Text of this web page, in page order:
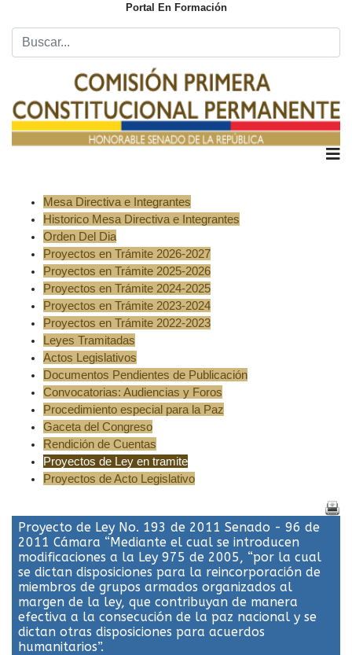
Portal En Formación
Mesa Directiva e Integrantes
Historico Mesa Directiva e Integrantes
Orden Del Dia
Proyectos en Trámite 2026-2027
Proyectos en Trámite 2025-2026
Proyectos en Trámite 2024-2025
Proyectos en Trámite 2023-2024
Proyectos en Trámite 2022-2023
Leyes Tramitadas
Actos Legislativos
Documentos Pendientes de Publicación
Convocatorias: Audiencias y Foros
Procedimiento especial para la Paz
Gaceta del Congreso
Rendición de Cuentas
Proyectos de Ley en tramite
Proyectos de Acto Legislativo
Proyecto de Ley No. 193 de 2011 Senado - 96 de
2011 Cámara “Mediante el cual se introducen
modificaciones a la Ley 975 de 2005, “por la cual
se dictan disposiciones para la reincorporación de
miembros de grupos armados organizados al
margen de la ley, que contribuyan de manera
efectiva a la consecución de la paz nacional y se
dictan otras disposiciones para acuerdos
humanitarios”.